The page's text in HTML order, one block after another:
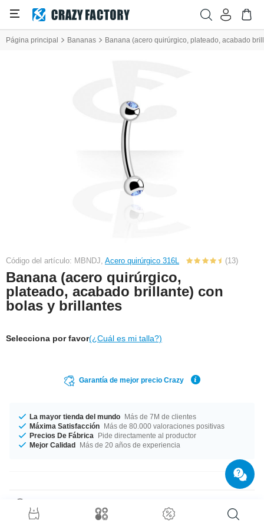
Página principal Bananas Banana (acero quirúrgico, plateado, acabado
Código del artículo: MBNDJ, Acero quirúrgico 316L (13)
Banana (acero quirúrgico,
plateado, acabado brillante) con
bolas y brillantes
Selecciona por favor(¿Cuál es mi talla?)
Garantía de mejor precio Crazy
La mayor tienda del mundo Más de 7M de clientes
Máxima Satisfacción Más de 80.000 valoraciones positivas
Precios De Fábrica
Pide directamente al productor
Mejor Calidad Más de 20 años de experiencia
¡Muy elegante! Esta banana en 1,2 mm de grosor de acero quirúrgico